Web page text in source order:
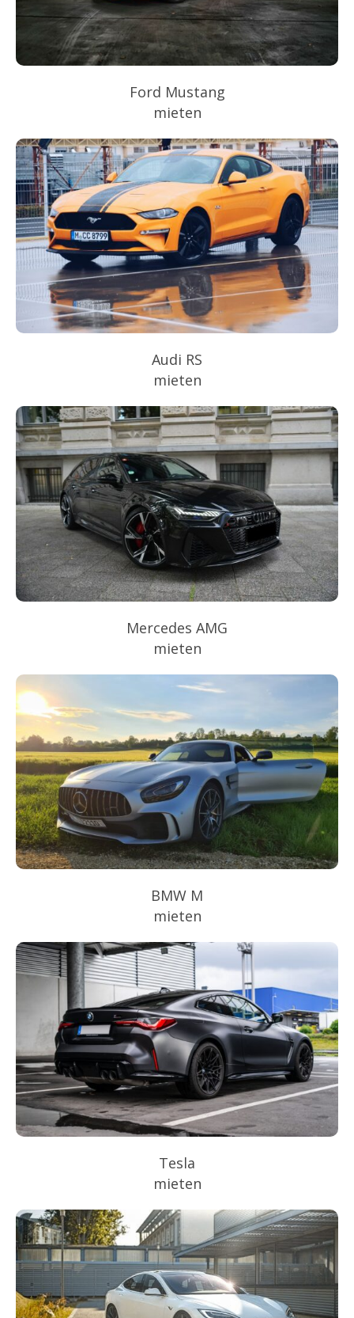
Ford Mustang
mieten
Audi RS
mieten
Mercedes AMG
mieten
BMW M
mieten
Tesla
mieten